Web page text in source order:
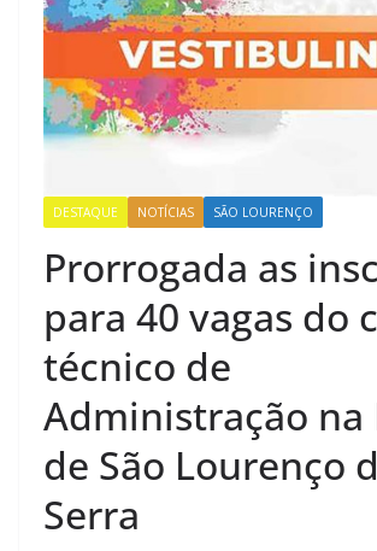
DESTAQUE NOTÍCIAS SÃO LOURENÇO
Prorrogada as
para 40 vagas do
técnico de
Administração na
de São Lourenço
Serra